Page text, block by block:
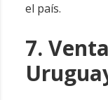
el país.
7.